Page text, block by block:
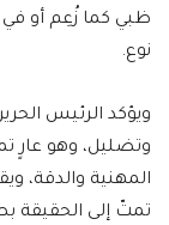
ظبي كما زُعِم أو في
نوع.
ويؤكد الرئيس
وتضليل، وهو عارٍ
المهنية والدقة،
تمتّ إلى الحقيقة